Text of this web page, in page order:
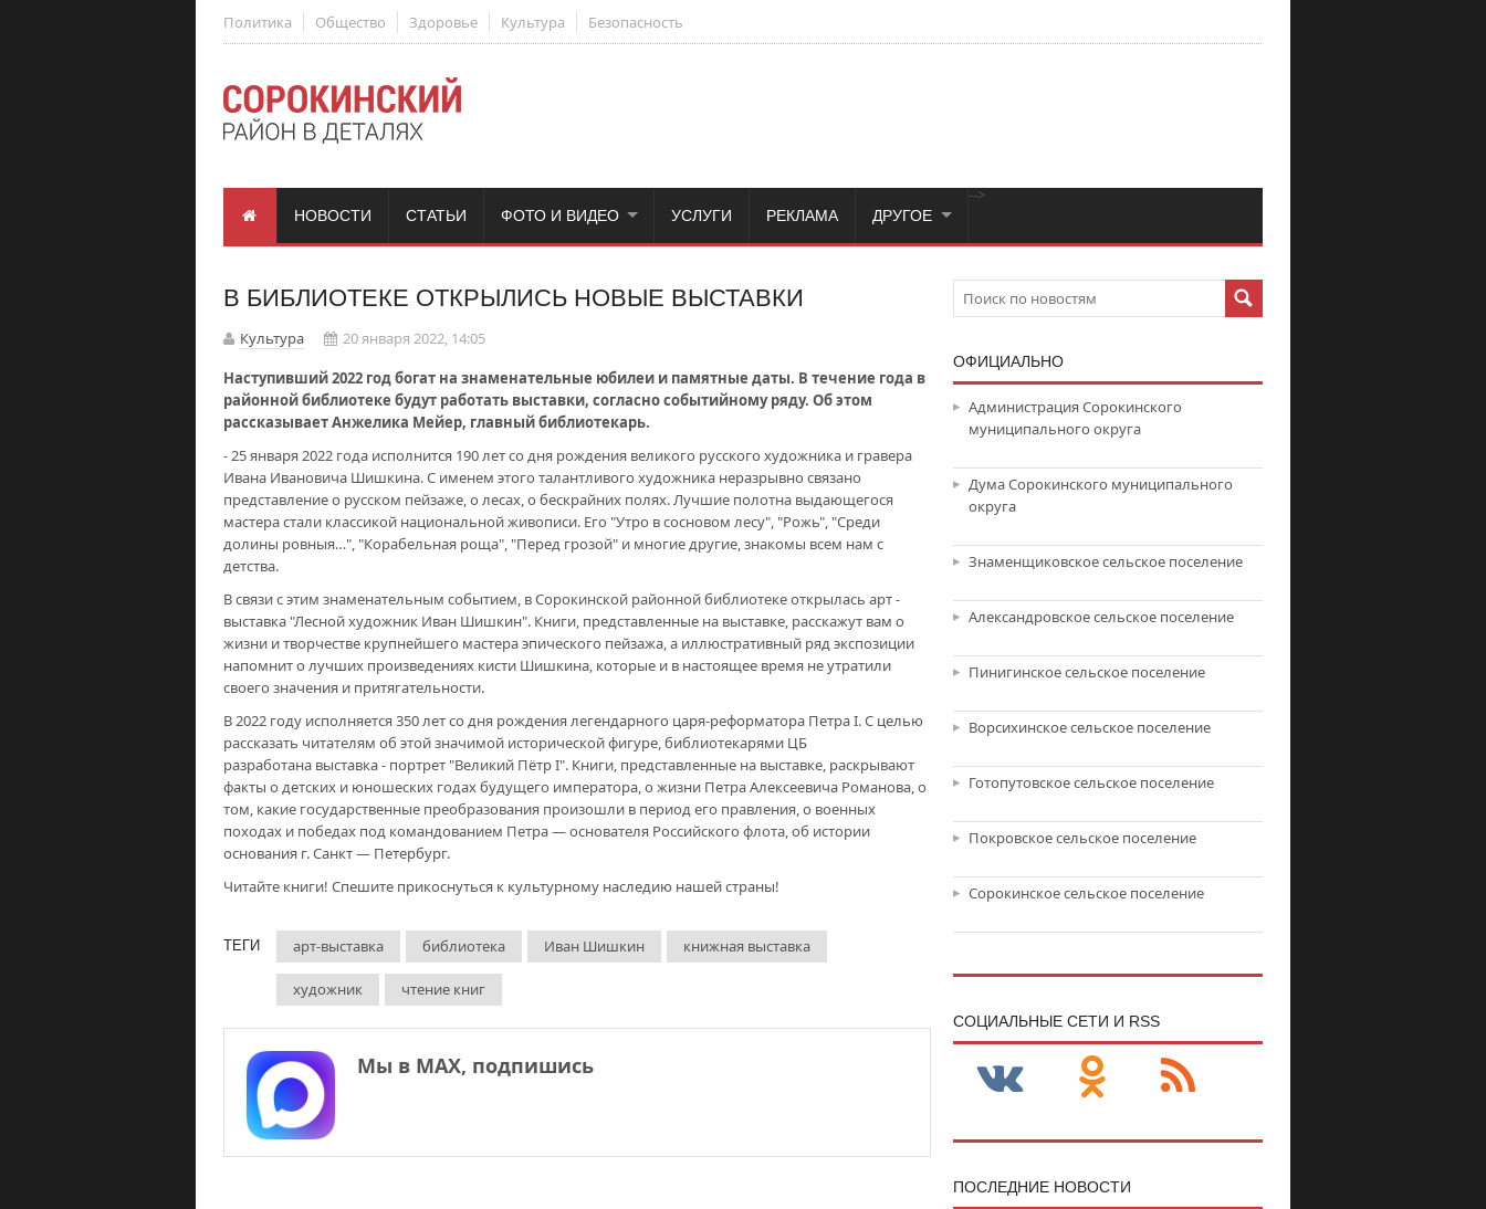
Политика Общество Здоровье Культура Безопасность
НОВОСТИ СТАТЬИ
-->
ФОТО И ВИДЕО УСЛУГИ РЕКЛАМА ДРУГОЕ
В БИБЛИОТЕКЕ ОТКРЫЛИСЬ НОВЫЕ ВЫСТАВКИ
Культура
20 января 2022, 14:05
Наступивший 2022 год богат на знаменательные юбилеи и памятные даты. В течение года в
районной библиотеке будут работать выставки, согласно событийному ряду. Об этом
рассказывает Анжелика Мейер, главный библиотекарь.
- 25 января 2022 года исполнится 190 лет со дня рождения великого русского художника и гравера
Ивана Ивановича Шишкина. С именем этого талантливого художника неразрывно связано
представление о русском пейзаже, о лесах, о бескрайних полях. Лучшие полотна выдающегося
мастера стали классикой национальной живописи. Его "Утро в сосновом лесу", "Рожь", "Среди
долины ровныя…", "Корабельная роща", "Перед грозой" и многие другие, знакомы всем нам с
детства.
В связи с этим знаменательным событием, в Сорокинской районной библиотеке открылась арт -
выставка "Лесной художник Иван Шишкин". Книги, представленные на выставке, расскажут вам о
жизни и творчестве крупнейшего мастера эпического пейзажа, а иллюстративный ряд экспозиции
напомнит о лучших произведениях кисти Шишкина, которые и в настоящее время не утратили
своего значения и притягательности.
В 2022 году исполняется 350 лет со дня рождения легендарного царя-реформатора Петра I. С целью
рассказать читателям об этой значимой исторической фигуре, библиотекарями ЦБ
разработана выставка - портрет "Великий Пётр I". Книги, представленные на выставке, раскрывают
факты о детских и юношеских годах будущего императора, о жизни Петра Алексеевича Романова, о
том, какие государственные преобразования произошли в период его правления, о военных
походах и победах под командованием Петра — основателя Российского флота, об истории
основания г. Санкт — Петербург.
Читайте книги! Спешите прикоснуться к культурному наследию нашей страны!
ТЕГИ арт-выставка библиотека Иван Шишкин книжная выставка
художник чтение книг
Мы в МАХ, подпишись
ОФИЦИАЛЬНО
Администрация Сорокинского
муниципального округа
Дума Сорокинского муниципального
округа
Знаменщиковское сельское поселение
Александровское сельское поселение
Пинигинское сельское поселение
Ворсихинское сельское поселение
Готопутовское сельское поселение
Покровское сельское поселение
Сорокинское сельское поселение
CОЦИАЛЬНЫЕ СЕТИ И RSS
ПОСЛЕДНИЕ НОВОСТИ